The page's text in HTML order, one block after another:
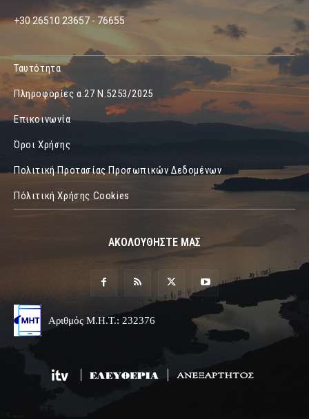
+30 26510 23657 - 76655
Ταυτότητα
Πληροφορίες α.27 Ν.5253/2025
Επικοινωνία
Όροι Χρήσης
Πολιτική Προτασίας Προσωπικών Δεδομένων
Πόλιτική Χρήσης Cookies
ΑΚΟΛΟΥΘΗΣΤΕ ΜΑΣ
Αριθμός Μ.Η.Τ.: 232376